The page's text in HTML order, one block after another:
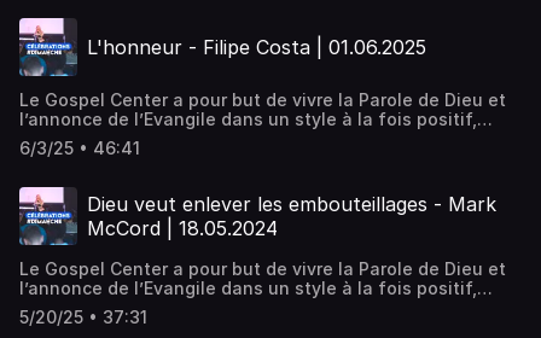
activités qui rejoignent la vie de tous les jours. Puissant,
en vivant la dimension de la guérison et du miraculeux.
Nous sommes une église désirant vivre la présence
puissance.
L'honneur - Filipe Costa | 01.06.2025
Le Gospel Center a pour but de vivre la Parole de Dieu et
l’annonce de l’Evangile dans un style à la fois positif,
pratique et puissant. Positif, en encourageant un style de
vie chrétien qui motive, construit et développe les dons
activités qui rejoignent la vie de tous les jours. Puissant,
en vivant la dimension de la guérison et du miraculeux.
Nous sommes une église désirant vivre la présence
puissance.
6/3/25 • 46:41
Dieu veut enlever les embouteillages - Mark
McCord | 18.05.2024
Le Gospel Center a pour but de vivre la Parole de Dieu et
l’annonce de l’Evangile dans un style à la fois positif,
pratique et puissant. Positif, en encourageant un style de
vie chrétien qui motive, construit et développe les dons
5/20/25 • 37:31